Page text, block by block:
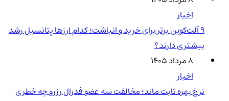
اخبار
۹ آلت‌کوین برتر برای خرید و انباشت؛ کدام ارزها پتانسیل رشد
بیشتری دارند؟
۸ مرداد ۱۴۰۵
اخبار
نرخ بهره ثابت ماند؛ مخالفت سه عضو فدرال رزرو چه خطری